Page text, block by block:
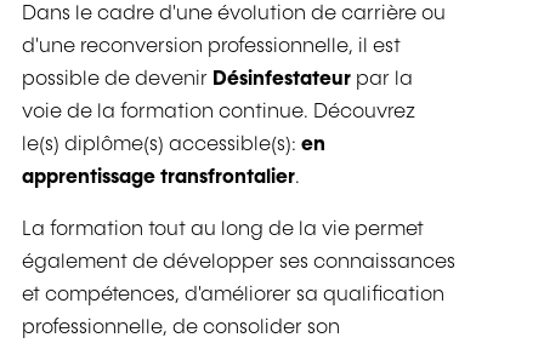
Dans le cadre d'une évolution de carrière ou
d'une reconversion professionnelle, il est
possible de devenir Désinfestateur par la
voie de la formation continue. Découvrez
le(s) diplôme(s) accessible(s): en
apprentissage transfrontalier.
La formation tout au long de la vie permet
également de développer ses connaissances
et compétences, d'améliorer sa qualification
professionnelle, de consolider son